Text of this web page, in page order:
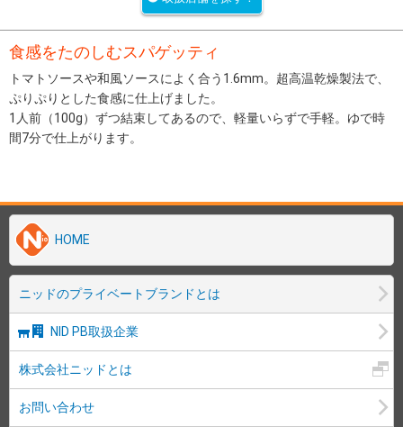
食感をたのしむスパゲッティ
トマトソースや和風ソースによく合う1.6mm。超高温乾燥製法で、
ぷりぷりとした食感に仕上げました。
1人前（100g）ずつ結束してあるので、軽量いらずで手軽。ゆで時
間7分で仕上がります。
HOME
ニッドのプライベートブランドとは
NID PB取扱企業
株式会社ニッドとは
お問い合わせ